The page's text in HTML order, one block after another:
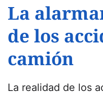
La
de los
camión
La realidad de los